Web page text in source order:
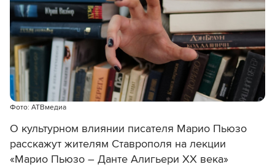
Фото: АТВмедиа
О культурном влиянии писателя Марио Пьюзо
расскажут жителям Ставрополя на лекции
«Марио Пьюзо – Данте Алигьери XX века»